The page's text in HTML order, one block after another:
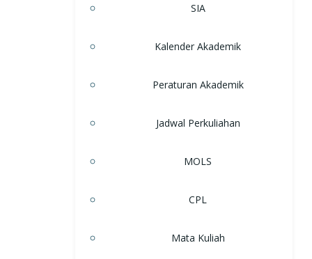
SIA
Kalender Akademik
Peraturan Akademik
Jadwal Perkuliahan
MOLS
CPL
Mata Kuliah